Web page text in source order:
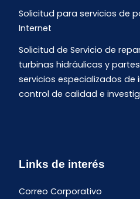
Solicitud para servicios de
Internet
Solicitud de Servicio de
turbinas hidráulicas y
servicios especializados
control de calidad e
Links de interés
Correo Corporativo